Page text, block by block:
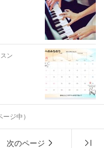
ン
ージ中）
次のページ